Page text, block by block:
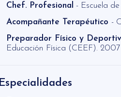
Chef. Profesional
- Escuela
Acompañante Terapéutico -
Preparador Físico y
Educación Física (CEEF). 2007
Especialidades